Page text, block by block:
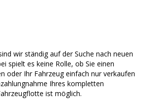
wir ständig auf der Suche nach neuen
spielt es keine Rolle, ob Sie einen
oder Ihr Fahrzeug einfach nur verkaufen
Ihres kompletten
ist möglich.